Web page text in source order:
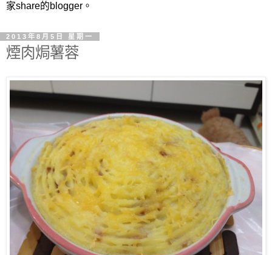
家share的blogger。
2013年8月5日 星期一
煙肉焗薯蓉